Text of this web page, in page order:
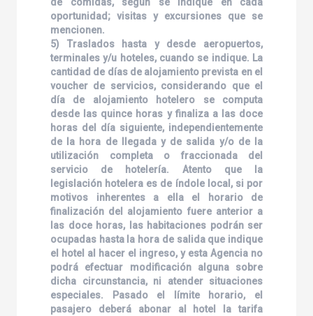
oportunidad; visitas y excursiones que se
mencionen.
5) Traslados hasta y desde aeropuertos,
terminales y/u hoteles, cuando se indique. La
cantidad de días de alojamiento prevista en el
voucher de servicios, considerando que el
día de alojamiento hotelero se computa
desde las quince horas y finaliza a las doce
horas del día siguiente, independientemente
de la hora de llegada y de salida y/o de la
utilización completa o fraccionada del
servicio de hotelería. Atento que la
legislación hotelera es de índole local, si por
motivos inherentes a ella el horario de
finalización del alojamiento fuere anterior a
las doce horas, las habitaciones podrán ser
ocupadas hasta la hora de salida que indique
el hotel al hacer el ingreso, y esta Agencia no
podrá efectuar modificación alguna sobre
dicha circunstancia, ni atender situaciones
especiales. Pasado el límite horario, el
pasajero deberá abonar al hotel la tarifa